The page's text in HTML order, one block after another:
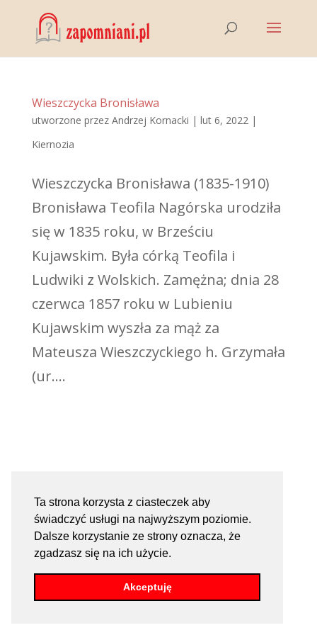
Ta strona korzysta z ciasteczek aby
świadczyć usługi na najwyższym poziomie.
Dalsze korzystanie ze strony oznacza, że
zgadzasz się na ich użycie.
Akceptuję
Wieszczycka Bronisława
utworzone przez Andrzej Kornacki | lut 6, 2022|
Kiernozia
Wieszczycka Bronisława (1835-1910)
Bronisława Teofila Nagórska urodziła
się w 1835 roku, w Brześciu
Kujawskim. Była córką Teofila i
Ludwiki z Wolskich. Zamężna; dnia 28
czerwca 1857 roku w Lubieniu
Kujawskim wyszła za mąż za
Mateusza Wieszczyckiego h. Grzymała
(ur....